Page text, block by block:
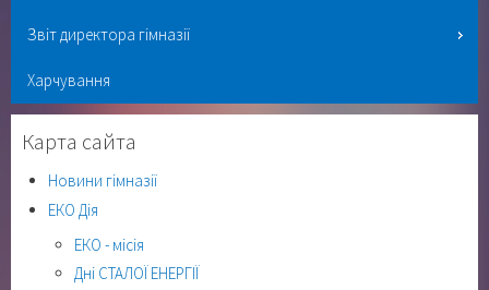
Звіт директора гімназії
Харчування
Карта сайта
Новини гімназії
ЕКО Дія
ЕКО - місія
Дні СТАЛОЇ ЕНЕРГІЇ